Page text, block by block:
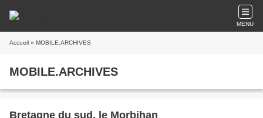
MENU
Accueil » MOBILE.ARCHIVES
MOBILE.ARCHIVES
Bretagne du sud, le Morbihan